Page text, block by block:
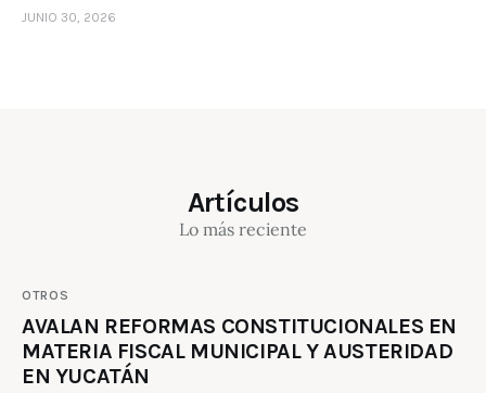
JUNIO 30, 2026
Artículos
Lo más reciente
OTROS
AVALAN REFORMAS CONSTITUCIONALES EN
MATERIA FISCAL MUNICIPAL Y AUSTERIDAD
EN YUCATÁN